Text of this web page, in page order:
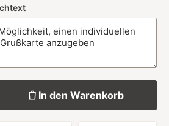
In den Warenkorb